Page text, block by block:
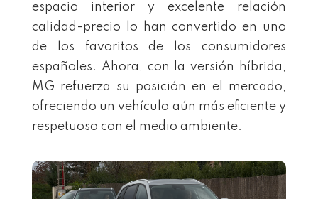
espacio interior y excelente relación
calidad-precio lo han convertido en uno
de los favoritos de los consumidores
españoles. Ahora, con la versión híbrida,
MG refuerza su posición en el mercado,
ofreciendo un vehículo aún más eficiente y
respetuoso con el medio ambiente.